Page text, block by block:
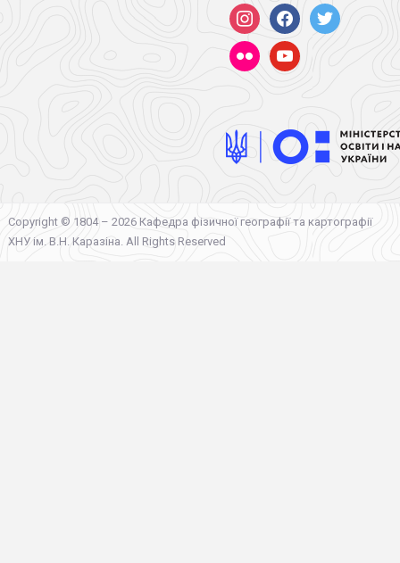
instagramfacebooktwitter
flickr youtube
Copyright © 1804 – 2026 Кафедра фізичної географії та картографії
ХНУ ім. В.Н. Каразіна. All Rights Reserved